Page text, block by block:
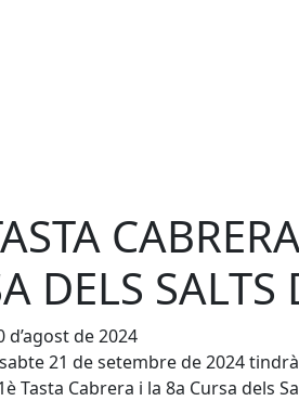
DELS
d’agost de 2024
21 de setembre de 2024
Tasta Cabrera i la 8a Cursa dels